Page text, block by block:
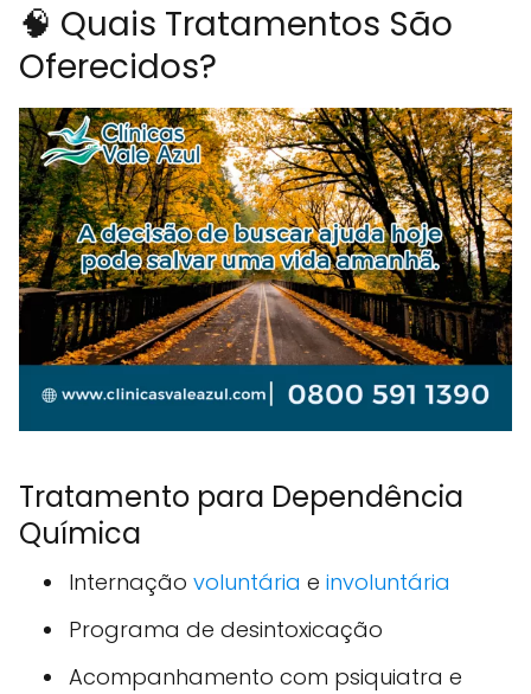
🧠 Quais Tratamentos São
Oferecidos?
Tratamento para Dependência
Química
Internação voluntária e involuntária
Programa de desintoxicação
Acompanhamento com psiquiatra e